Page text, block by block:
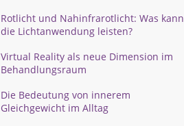
Rotlicht und Nahinfrarotlicht: Was kann
die Lichtanwendung leisten?
Virtual Reality als neue Dimension im
Behandlungsraum
Die Bedeutung von innerem
Gleichgewicht im Alltag